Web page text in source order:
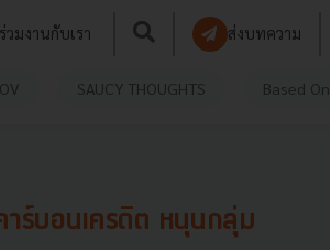
ร่วมงานกับเรา ส่งบทความ
SAUCY THOUGHTS Based On
บอนเครดิต หนุนกลุ่ม